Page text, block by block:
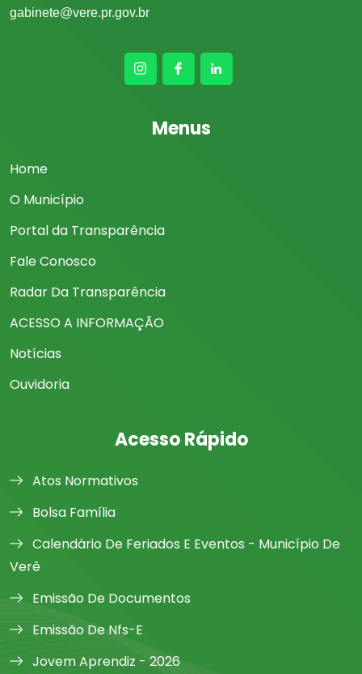
gabinete@vere.pr.gov.br
Menus
Home
O Município
Portal da Transparência
Fale Conosco
Radar Da Transparência
ACESSO A INFORMAÇÃO
Notícias
Ouvidoria
Acesso Rápido
Atos Normativos
Bolsa Família
Calendário De Feriados E Eventos - Município De
Verê
Emissão De Documentos
Emissão De Nfs-E
Jovem Aprendiz - 2026